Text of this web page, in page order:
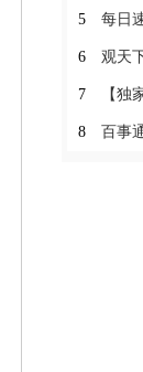
5 每日速
6 观天下！“
7 【独家】
8 百事通